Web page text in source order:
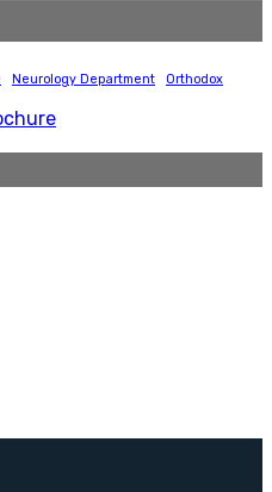
Neurology Department Orthodox